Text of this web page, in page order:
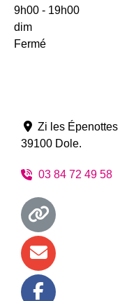
9h00 - 19h00
dim
Fermé
Zi les
39100 Dole.
03 84 72 49 58